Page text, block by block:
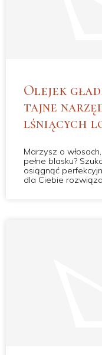
Olejek
tajne
lśniących
Marzysz o
pełne blasku?
osiągnąć
dla Ciebie